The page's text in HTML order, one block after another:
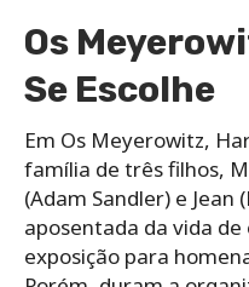
Os
Se Escolhe
Em Os Meyerowitz,
família de três filhos,
(Adam Sandler) e Jean
aposentada da vida
exposição para